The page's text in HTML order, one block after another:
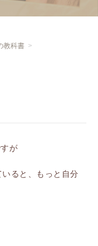
教科書
が
ると、もっと自分